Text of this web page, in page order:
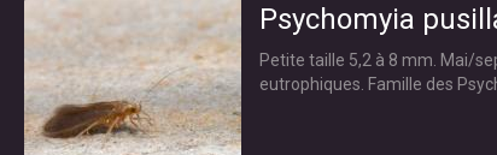
Psychomyia
Petite taille 5,2 à 8 mm. Mai/
eutrophiques. Famille des